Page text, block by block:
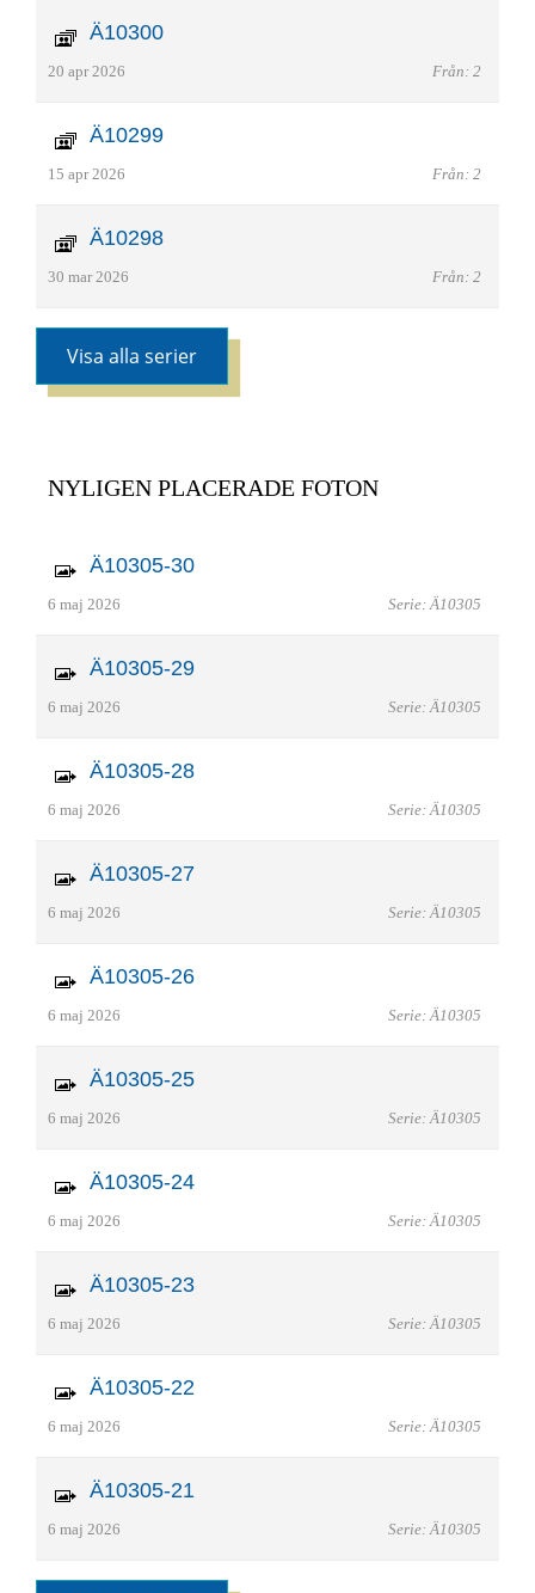
Ä10300
20 apr 2026 Från: 2
Ä10299
15 apr 2026 Från: 2
Ä10298
30 mar 2026 Från: 2
Visa alla serier
NYLIGEN PLACERADE FOTON
Ä10305-30
6 maj 2026 Serie: Ä10305
Ä10305-29
6 maj 2026 Serie: Ä10305
Ä10305-28
6 maj 2026 Serie: Ä10305
Ä10305-27
6 maj 2026 Serie: Ä10305
Ä10305-26
6 maj 2026 Serie: Ä10305
Ä10305-25
6 maj 2026 Serie: Ä10305
Ä10305-24
6 maj 2026 Serie: Ä10305
Ä10305-23
6 maj 2026 Serie: Ä10305
Ä10305-22
6 maj 2026 Serie: Ä10305
Ä10305-21
6 maj 2026 Serie: Ä10305